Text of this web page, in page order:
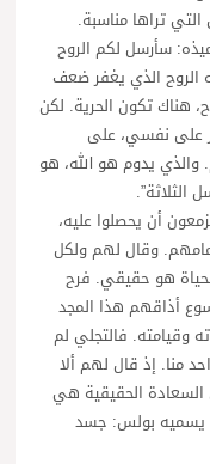
تراها مناسبة.
سأرسل لكم الروح
الروح الذي يغفر ضعف
هناك تكون الحرية. لكن
على نفسي، على
يدوم هو الله، هو
الثلاثة”.
أن يحصلوا عليه،
وقال لهم ولكل
هو حقيقي. فرح
أذاقهم هذا المجد
وقيامته. فالتجلي لم
منا. إذ قال لهم ألا
السعادة الحقيقية هي
يسميه بولس: جسد